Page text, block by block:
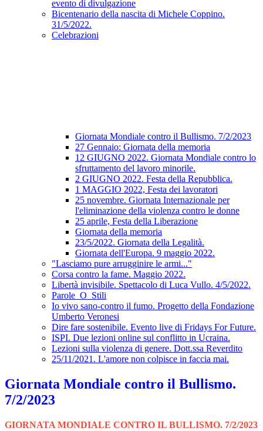
evento di divulgazione
Bicentenario della nascita di Michele Coppino.
31/5/2022.
Celebrazioni
Giornata Mondiale contro il Bullismo. 7/2/2023
27 Gennaio: Giornata della memoria
12 GIUGNO 2022. Giornata Mondiale contro lo
sfruttamento del lavoro minorile.
2 GIUGNO 2022. Festa della Repubblica.
1 MAGGIO 2022, Festa dei lavoratori
25 novembre. Giornata Internazionale per
l'eliminazione della violenza contro le donne
25 aprile, Festa della Liberazione
Giornata della memoria
23/5/2022. Giornata della Legalità.
Giornata dell'Europa. 9 maggio 2022.
"Lasciamo pure arrugginire le armi..."
Corsa contro la fame. Maggio 2022.
Libertà invisibile. Spettacolo di Luca Vullo. 4/5/2022.
Parole_O_Stili
Io vivo sano-contro il fumo. Progetto della Fondazione
Umberto Veronesi
Dire fare sostenibile. Evento live di Fridays For Future.
ISPI. Due lezioni online sul conflitto in Ucraina.
Lezioni sulla violenza di genere. Dott.ssa Reverdito
25/11/2021. L'amore non colpisce in faccia mai.
Giornata Mondiale contro il Bullismo.
7/2/2023
GIORNATA MONDIALE CONTRO IL BULLISMO. 7/2/2023